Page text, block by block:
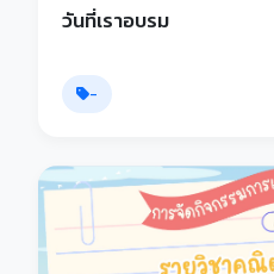
วันที่เราอบรม
-